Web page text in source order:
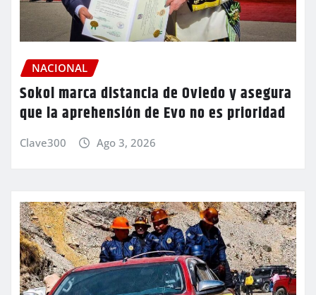
NACIONAL
Sokol marca distancia de Oviedo y asegura
que la aprehensión de Evo no es prioridad
Clave300 Ago 3, 2026